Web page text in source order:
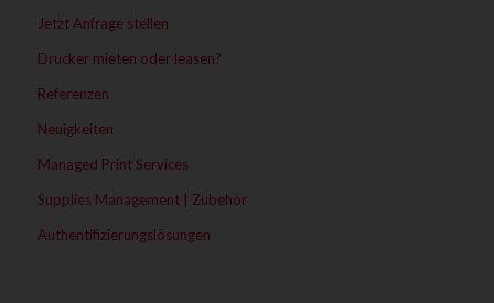
Jetzt Anfrage stellen
Drucker mieten oder leasen?
Referenzen
Neuigkeiten
Managed Print Services
Supplies Management | Zubehör
Authentifizierungslösungen